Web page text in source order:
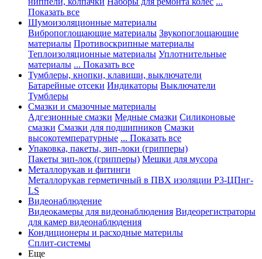
Показать все
Шумоизоляционные материалы
Вибропоглощающие материалы Звукопоглощающие
материалы Противоскрипные материалы
Теплоизоляционные материалы Уплотнительные
материалы ... Показать все
Тумблеры, кнопки, клавиши, выключатели
Батарейные отсеки Индикаторы Выключатели
Тумблеры
Смазки и смазочные материалы
Адгезионные смазки Медные смазки Силиконовые
смазки Смазки для подшипников Смазки
высокотемпературные ... Показать все
Упаковка, пакеты, зип-локи (грипперы)
Пакеты зип-лок (грипперы) Мешки для мусора
Металлорукав и фитинги
Металлорукав герметичный в ПВХ изоляции Р3-ЦПнг-
LS
Видеонаблюдение
Видеокамеры для видеонаблюдения Видеорегистраторы
для камер видеонаблюдения
Кондиционеры и расходные материлы
Сплит-системы
Еще